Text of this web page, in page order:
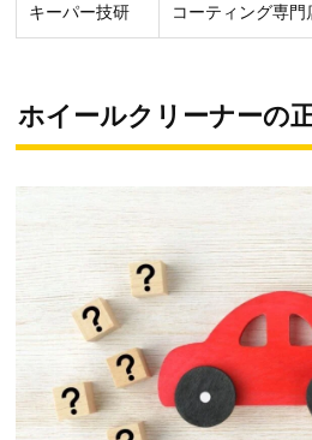
キーパー技研 コーティング専
ホイールクリーナーの